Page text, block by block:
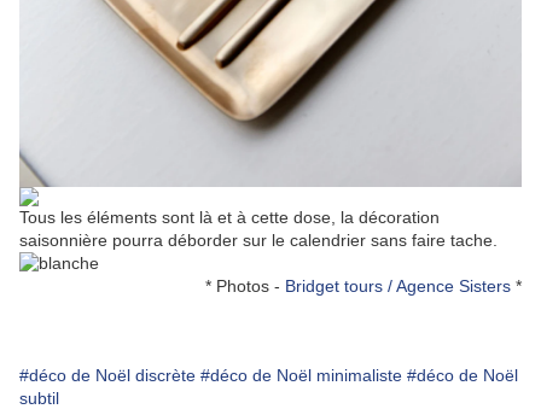
Tous les éléments sont là et à cette dose, la décoration
saisonnière pourra déborder sur le calendrier sans faire tache.
* Photos - Bridget tours / Agence Sisters *
#déco de Noël discrète #déco de Noël minimaliste #déco de Noël
subtil